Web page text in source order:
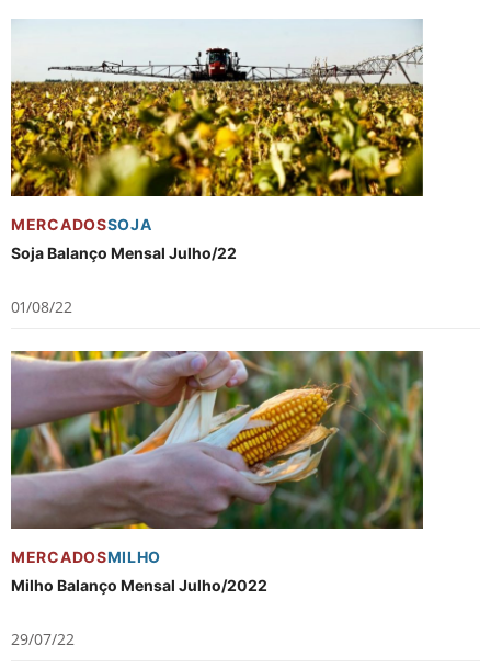
MERCADOSSOJA
Soja Balanço Mensal Julho/22
01/08/22
MERCADOSMILHO
Milho Balanço Mensal Julho/2022
29/07/22